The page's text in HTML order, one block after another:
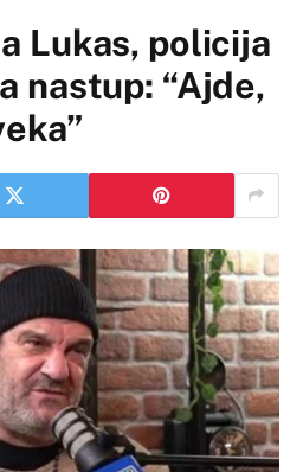
Lukas, policija
nastup: “Ajde,